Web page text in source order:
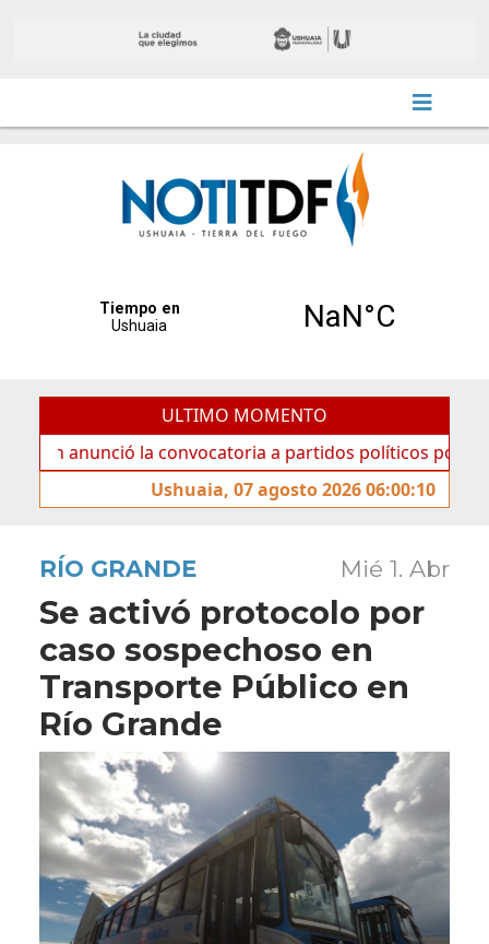
ULTIMO MOMENTO
anunció la convocatoria a partidos políticos por «ficha
Ushuaia, 07 agosto 2026 06:00:10
RÍO GRANDE Mié 1. Abr
Se activó protocolo por
caso sospechoso en
Transporte Público en
Río Grande